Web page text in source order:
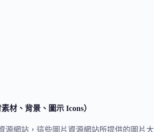
材、背景、圖示 Icons）
源網站，這些圖片資源網站所提供的圖片大